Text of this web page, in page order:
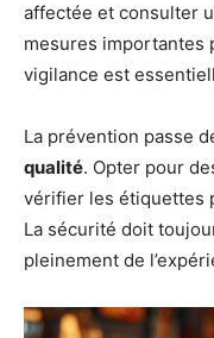
affectée et consulter
mesures importantes
vigilance est
La prévention passe
qualité. Opter pour
vérifier les étiquettes
La sécurité doit
pleinement de